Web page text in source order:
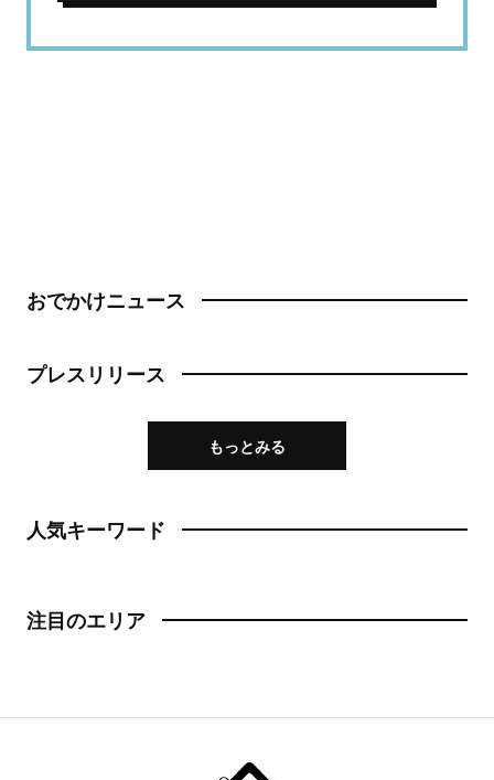
おでかけニュース
プレスリリース
もっとみる
人気キーワード
注目のエリア